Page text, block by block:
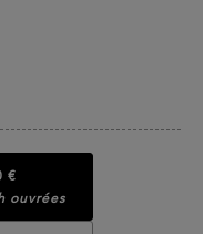
€
ouvrées